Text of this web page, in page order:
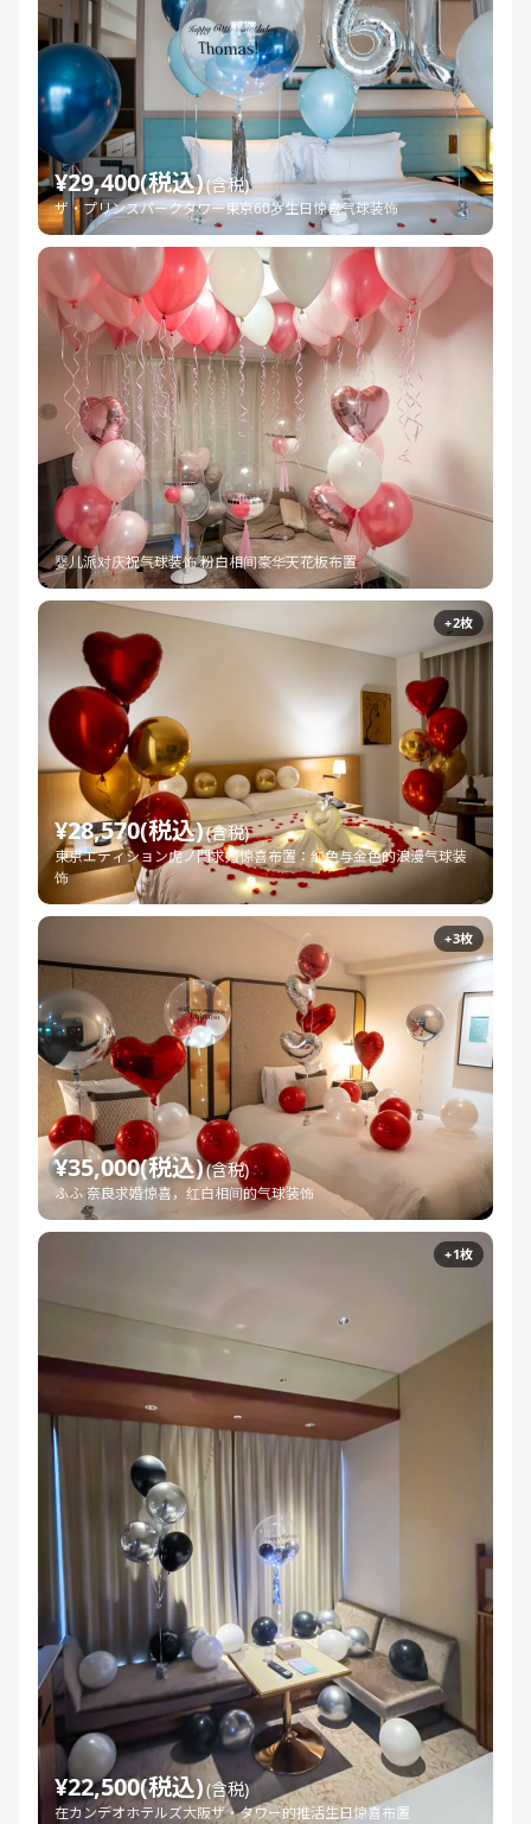
¥29,400(税込)(含税)
ザ・プリンスパークタワー東京60岁生日惊喜气球装饰
婴儿派对庆祝气球装饰 粉白相间豪华天花板布置
+2枚
¥28,570(税込)(含税)
東京エディション虎ノ門求婚惊喜布置：红色与金色的浪漫气球装
饰
+3枚
¥35,000(税込)(含税)
ふふ 奈良求婚惊喜，红白相间的气球装饰
+1枚
¥22,500(税込)(含税)
在カンデオホテルズ大阪ザ・タワー的推活生日惊喜布置